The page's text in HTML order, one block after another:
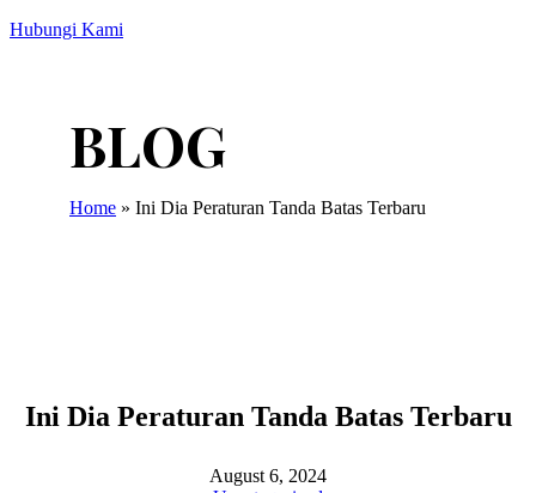
Hubungi Kami
Home » Ini Dia Peraturan Tanda Batas Terbaru
Ini Dia Peraturan Tanda Batas Terbaru
August 6, 2024